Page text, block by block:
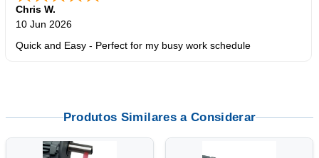
Chris W.
10 Jun 2026
Quick and Easy - Perfect for my busy work schedule
Produtos Similares a Considerar